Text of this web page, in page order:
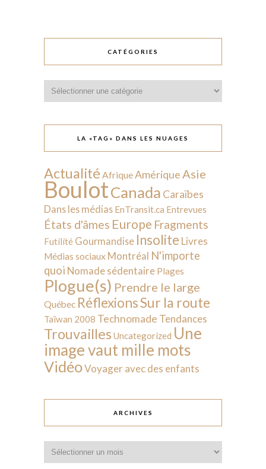
CATÉGORIES
LA «TAG» DANS LES NUAGES
Actualité AfriqueAmériqueAsie
BoulotCanada Caraïbes
Dans les médias EnTransit.ca Entrevues
États d'âmes Europe Fragments
Futilité Gourmandise Insolite Livres
Médias sociaux Montréal N'importe
quoi Nomade sédentaire Plages
Plogue(s) Prendre le large
Québec RéflexionsSur la route
Taïwan 2008 Technomade Tendances
Trouvailles Uncategorized Une
image vaut mille mots
VidéoVoyager avec des enfants
ARCHIVES